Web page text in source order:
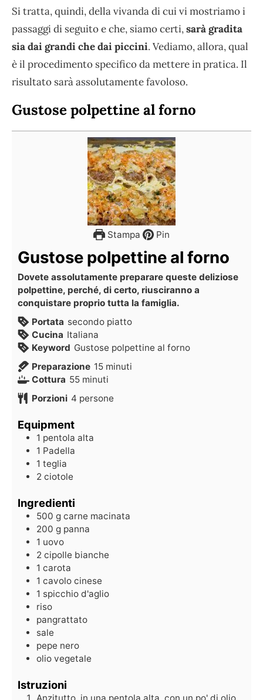
Si tratta, quindi, della vivanda di cui vi mostriamo i
passaggi di seguito e che, siamo certi,sarà gradita
sia dai grandi che dai piccini. Vediamo, allora, qual
è il procedimento specifico da mettere in pratica. Il
risultato sarà assolutamente favoloso.
Gustose polpettine al forno
Stampa Pin
Gustose polpettine al forno
Dovete assolutamente preparare queste deliziose
polpettine, perché, di certo, riusciranno a
conquistare proprio tutta la famiglia.
Portata secondo piatto
Cucina Italiana
Keyword Gustose polpettine al forno
Preparazione 15 minuti
Cottura 55 minuti
Porzioni 4 persone
Equipment
1 pentola alta
1 Padella
1 teglia
2 ciotole
Ingredienti
500 g carne macinata
200 g panna
1 uovo
2 cipolle bianche
1 carota
1 cavolo cinese
1 spicchio d'aglio
riso
pangrattato
sale
pepe nero
olio vegetale
Istruzioni